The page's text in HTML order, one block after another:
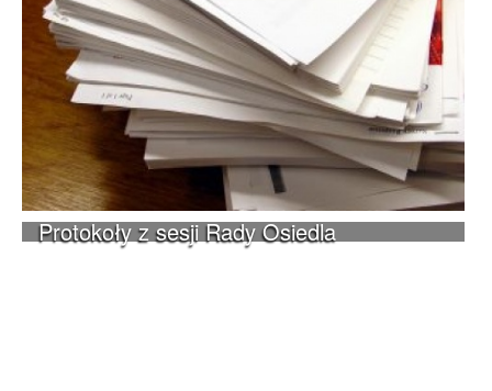
Protokoły z sesji Rady Osiedla